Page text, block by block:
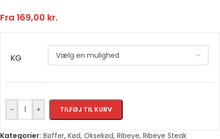
Fra 169,00 kr.
KG
- + TILFØJ TIL KURV
Kategorier: Bøffer, Kød, Oksekød, Ribeye, Ribeye Steak